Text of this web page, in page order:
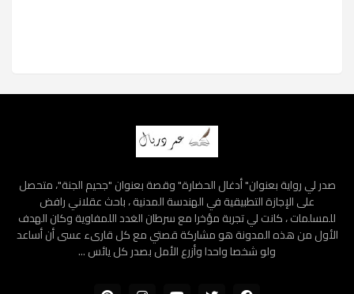
صدر لي رواية بعنوان" أدغال الحضارة" وقصة بعنوان "جحيم الجنة"، متحصل
على الإجازة التطبيقية في الهندسة المدنية ، باحث عقلاني رافض
للمسلمات ، كانت لي تجربة مؤخرا مع سرطان الغدد اللمفاوية وكان الهدف
الأول من هذه المدونة هو مشاركة قصتي مع كل قارىء عسى أن أساعد
ولو شخصا واحدا وأزرع الأمل بصدر كل يائس ...